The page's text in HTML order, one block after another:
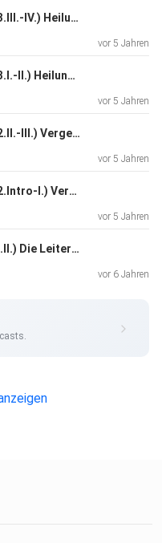
der beitragenden
dar, und nicht
(z.B. Greuthof
7. Das Lied des Gebets: (3.III.-IV.) Heilung - Trennung vs. Vereinigung & Heiligkeit der Heilung
vor 5 Jahren
6. Das Lied des Gebets: (3.I.-II.) Heilung - Die Ursache der Erkrankung und Falsche vs. wahre Heilung.
vor 5 Jahren
5. Das Lied des Gebets: (2.II.-III.) Vergebung - Vergebung-zum-Zerstören und -zur Erlösung
vor 5 Jahren
4. Das Lied des Gebets: (2.Intro-I.) Vergebung - Einleitung - Dir Selbst Vergeben
vor 5 Jahren
2. Das Lied des Gebets (1.II.) Die Leiter des Gebets
vor 6 Jahren